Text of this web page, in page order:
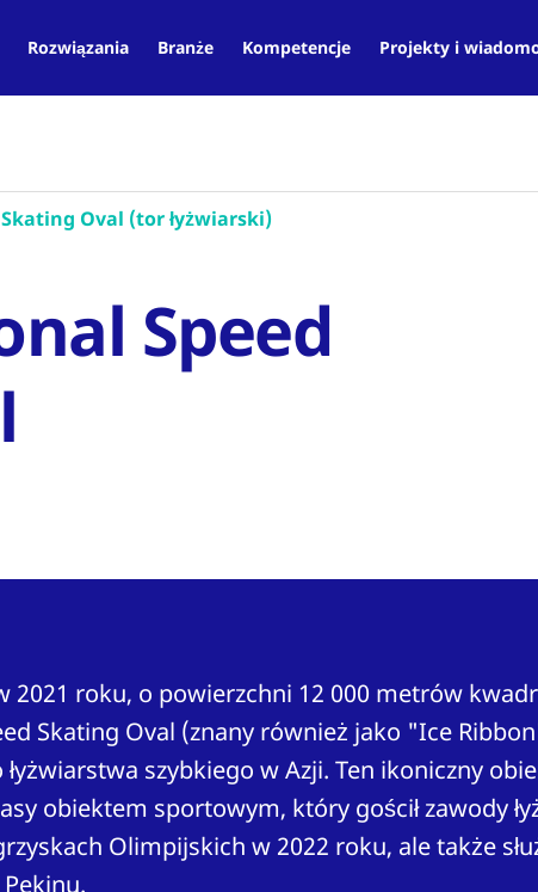
Rozwiązania Branże Kompetencje Projekty i
Oval (tor łyżwiarski)
Speed
2021 roku, o powierzchni 12 000 metrów
Skating Oval (znany również jako "Ice
szybkiego w Azji. Ten ikoniczny
obiektem sportowym, który gościł zawody
Olimpijskich w 2022 roku, ale także